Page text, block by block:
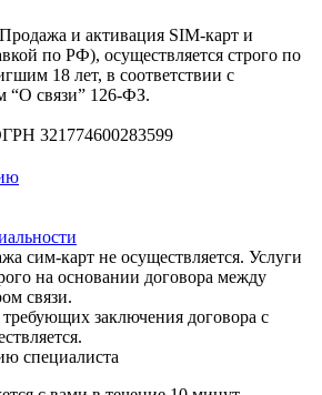
и активация SIM-карт и
по РФ), осуществляется строго по
18 лет, в соответствии с
“О связи” 126-ФЗ.
321774600283599
сим-карт не осуществляется. Услуги
на основании договора между
связи.
заключения договора с
специалиста